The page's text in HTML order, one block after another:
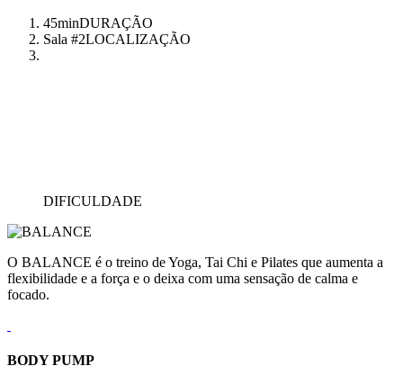
45minDURAÇÃO
Sala #2LOCALIZAÇÃO
DIFICULDADE
O BALANCE é o treino de Yoga, Tai Chi e Pilates que aumenta a
flexibilidade e a força e o deixa com uma sensação de calma e
focado.
BODY PUMP